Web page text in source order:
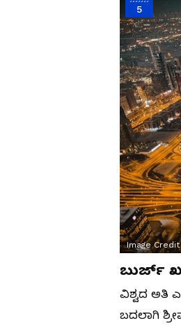
5
Image
ಬುರ್ಜ್
ವಿಶ್ವದ ಅತಿ
ಬದಲಾಗಿ